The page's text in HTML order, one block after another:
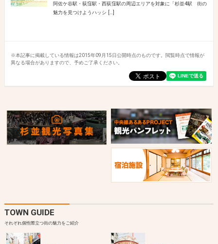
阿佐ケ谷駅・荻窪駅・西荻窪駅の周辺エリアを対象に「杉並4駅 街の
魅力を見つけようハッシ […]
※本記事に掲載している情報は2015年09月15日公開時点のものです。閲覧時点で情報が
異なる場合がありますので、予めご了承ください。
TOWN GUIDE
それぞれ個性際立つ街の魅力をご紹介